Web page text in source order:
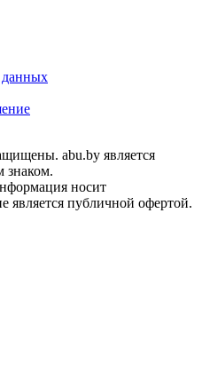
данных
abu.by является
знаком.
носит
является публичной офертой.